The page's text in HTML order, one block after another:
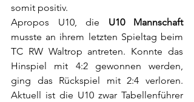
somit positiv.
Apropos U10, die U10 Mannschaft
musste an ihrem letzten Spieltag beim
TC RW Waltrop antreten. Konnte das
Hinspiel mit 4:2 gewonnen werden,
ging das Rückspiel mit 2:4 verloren.
Aktuell ist die U10 zwar Tabellenführer